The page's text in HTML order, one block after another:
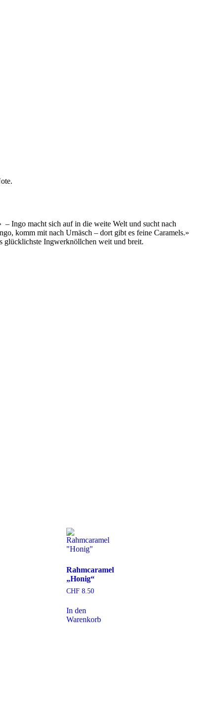
Ingo macht sich auf in die weite Welt und sucht nach
komm mit nach Urnäsch – dort gibt es feine Caramels.»
glücklichste Ingwerknöllchen weit und breit.
Rahmcaramel
„Honig“
CHF 8.50
In den
Warenkorb